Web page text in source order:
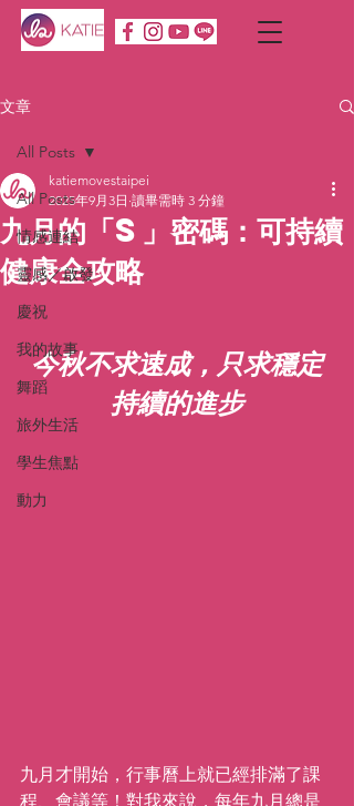
文章
All Posts
情感連結
靈感／啟發
慶祝
我的故事
舞蹈
旅外生活
學生焦點
動力
All Posts
九月的「S」密碼：可持續
健康全攻略
katiemovestaipei
2025年9月3日 讀畢需時 3 分鐘
今秋不求速成，只求穩定
持續的進步
九月才開始，行事曆上就已經排滿了課
程、會議等！對我來說，每年九月總是